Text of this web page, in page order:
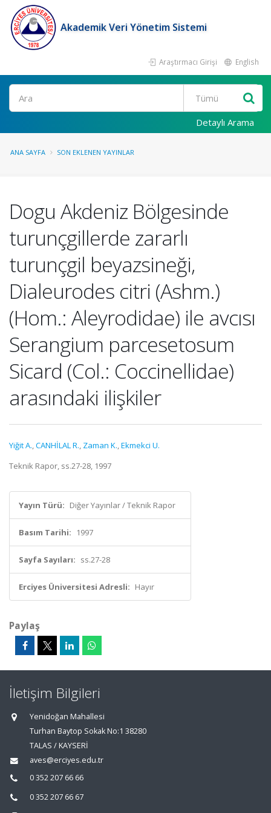
Akademik Veri Yönetim Sistemi
Araştırmacı Girişi English
Ara
Detaylı Arama
ANA SAYFA SON EKLENEN YAYINLAR
Dogu Akdeniz Bölgesinde
turunçgillerde zararlı
turunçgil beyazsineği,
Dialeurodes citri (Ashm.)
(Hom.: Aleyrodidae) ile avcısı
Serangium parcesetosum
Sicard (Col.: Coccinellidae)
arasındaki ilişkiler
Yiğit A.,CANHİLAL R., Zaman K.,Ekmekci U.
Teknik Rapor, ss.27-28, 1997
Yayın Türü: Diğer Yayınlar / Teknik Rapor
Basım Tarihi: 1997
Sayfa Sayıları: ss.27-28
Erciyes Üniversitesi Adresli: Hayır
Paylaş
İletişim Bilgileri
Yenidoğan Mahallesi
Turhan Baytop Sokak No:1 38280
TALAS / KAYSERİ
aves@erciyes.edu.tr
0 352 207 66 66
0 352 207 66 67